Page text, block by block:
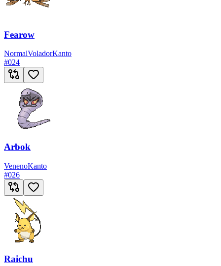
Fearow
NormalVoladorKanto
#024
Arbok
VenenoKanto
#026
Raichu